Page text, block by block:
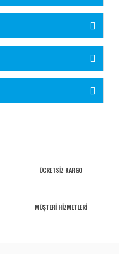
ÜCRETSİZ KARGO
MÜŞTERİ HİZMETLERİ